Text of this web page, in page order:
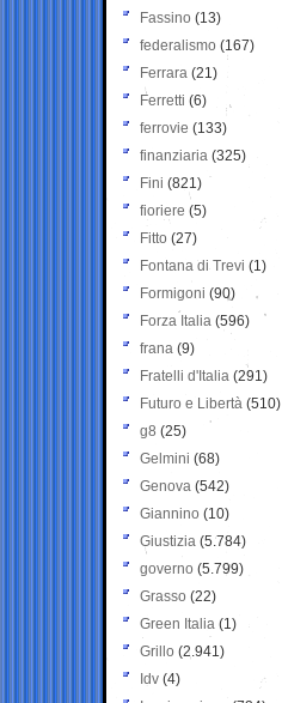
Fassino (13)
federalismo (167)
Ferrara (21)
Ferretti (6)
ferrovie (133)
finanziaria (325)
Fini (821)
fioriere (5)
Fitto (27)
Fontana di Trevi (1)
Formigoni (90)
Forza Italia (596)
frana (9)
Fratelli d'Italia (291)
Futuro e Libertà (510)
g8 (25)
Gelmini (68)
Genova (542)
Giannino (10)
Giustizia (5.784)
governo (5.799)
Grasso (22)
Green Italia (1)
Grillo (2.941)
Idv (4)